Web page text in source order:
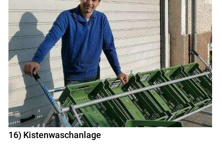
16) Kistenwaschanlage